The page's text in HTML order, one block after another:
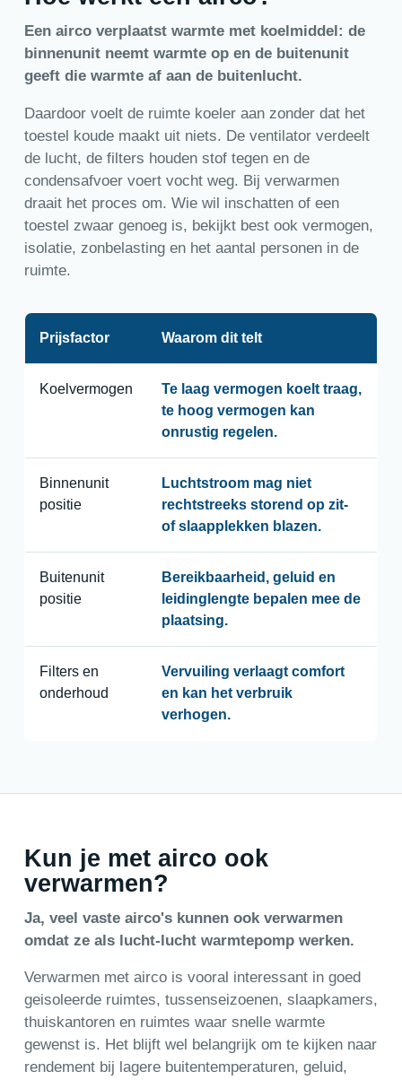
Een airco verplaatst warmte met koelmiddel: de
binnenunit neemt warmte op en de buitenunit
geeft die warmte af aan de buitenlucht.
Daardoor voelt de ruimte koeler aan zonder dat het
toestel koude maakt uit niets. De ventilator verdeelt
de lucht, de filters houden stof tegen en de
condensafvoer voert vocht weg. Bij verwarmen
draait het proces om. Wie wil inschatten of een
toestel zwaar genoeg is, bekijkt best ook vermogen,
isolatie, zonbelasting en het aantal personen in de
ruimte.
Prijsfactor Waarom dit telt
Koelvermogen
Te laag vermogen koelt traag,
te hoog vermogen kan
onrustig regelen.
Binnenunit
positie
Luchtstroom mag niet
rechtstreeks storend op zit-
of slaapplekken blazen.
Buitenunit
positie
Bereikbaarheid, geluid en
leidinglengte bepalen mee de
plaatsing.
Filters en
onderhoud
Vervuiling verlaagt comfort
en kan het verbruik
verhogen.
Kun je met airco ook
verwarmen?
Ja, veel vaste airco's kunnen ook verwarmen
omdat ze als lucht-lucht warmtepomp werken.
Verwarmen met airco is vooral interessant in goed
geisoleerde ruimtes, tussenseizoenen, slaapkamers,
thuiskantoren en ruimtes waar snelle warmte
gewenst is. Het blijft wel belangrijk om te kijken naar
rendement bij lagere buitentemperaturen, geluid,